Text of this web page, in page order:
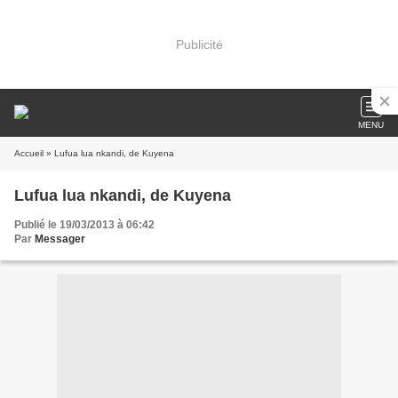
Publicité
MENU
Accueil » Lufua lua nkandi, de Kuyena
Lufua lua nkandi, de Kuyena
Publié le 19/03/2013 à 06:42
Par Messager